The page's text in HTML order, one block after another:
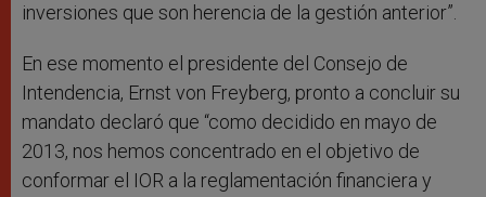
inversiones que son herencia de la gestión anterior”.
En ese momento el presidente del Consejo de
Intendencia, Ernst von Freyberg, pronto a concluir su
mandato declaró que “como decidido en mayo de
2013, nos hemos concentrado en el objetivo de
conformar el IOR a la reglamentación financiera y